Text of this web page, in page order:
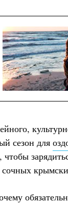
сезон для
чтобы